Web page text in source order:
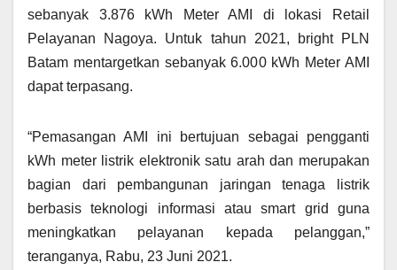
sebanyak 3.876 kWh Meter AMI di lokasi Retail
Pelayanan Nagoya. Untuk tahun 2021, bright PLN
Batam mentargetkan sebanyak 6.000 kWh Meter AMI
dapat terpasang.
“Pemasangan AMI ini bertujuan sebagai pengganti
kWh meter listrik elektronik satu arah dan merupakan
bagian dari pembangunan jaringan tenaga listrik
berbasis teknologi informasi atau smart grid guna
meningkatkan pelayanan kepada pelanggan,”
teranganya, Rabu, 23 Juni 2021.